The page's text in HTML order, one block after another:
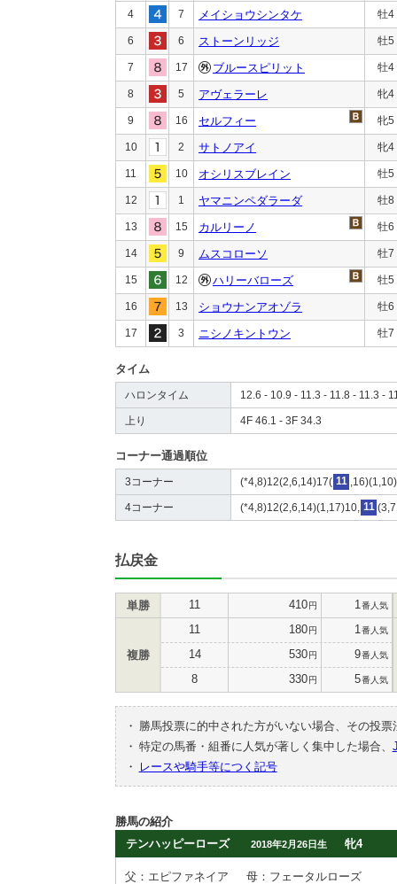
4 7 メイショウシンタケ 牡4
6 6 ストーンリッジ 牡5
7 17 ブルースピリット 牡4
8 5 アヴェラーレ 牝4
9 16 セルフィー 牝5
10 2 サトノアイ 牝4
11 10 オシリスブレイン 牡5
12 1 ヤマニンペダラーダ 牡8
13 15 カルリーノ 牡6
14 9 ムスコローソ 牡7
15 12 ハリーバローズ 牡5
16 13 ショウナンアオゾラ 牡6
17 3 ニシノキントウン 牡7
タイム
ハロンタイム 12.6 - 10.9 - 11.3 - 11.8 - 11.3 -
上り 4F 46.1 - 3F 34.3
コーナー通過順位
3コーナー (*4,8)12(2,6,14)17( 11
4コーナー (*4,8)12(2,6,14)(1,17)10, 11
払戻金
単勝 11 410円 1 番人気
複勝
11 180円 1 番人気
14 530円 9番人気
8 330円 5番人気
・
勝馬投票に的中された方がいない場合、その投
・ 特定の馬番・組番に人気が著しく集中した場合、
・
レースや騎手等につく記号
勝馬の紹介
テンハッピーローズ
2018年2月26日生 牝4
父：エピファネイア
母：フェータルローズ